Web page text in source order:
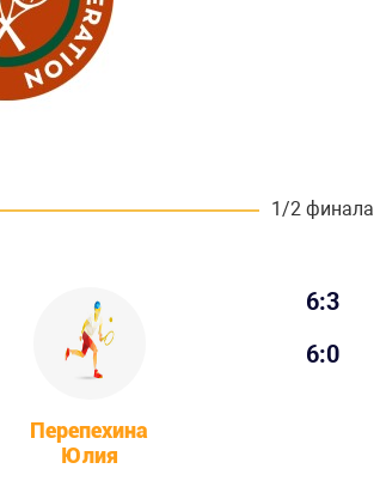
1/2 финала
Перепехина
Юлия
6:3
6:0